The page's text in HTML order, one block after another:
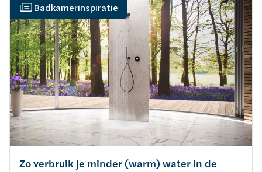
Badkamerinspiratie
Zo verbruik je minder (warm) water in de